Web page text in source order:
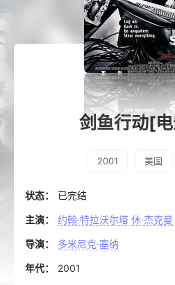
剑鱼行动[
2001 美国
状态： 已完结
主演： 约翰·特拉沃尔塔 休·杰克曼
导演： 多米尼克·塞纳
年代： 2001